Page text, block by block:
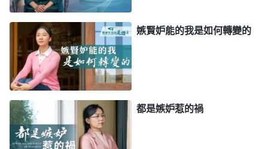
怎麽安排的，還要我在此事上尋求神的心意。」我越
想越委屈，覺得自己什麽也没有了，臉面也丢盡了，
情緒很低落，心裏越來越黑暗摸不着神了。迷茫中，
我只好來到神面前禱告：「神啊！今天臨到這樣的環
境，我裏面滿了悖逆，心裏黑暗，不知在這件事上要
學什麽功課。神啊！願你帶領我明白你的心意。」禱
告後，我心裏平静了許多，看到神的話説：「
個功課最難學。合你觀念的你接受，當時見到利了你
嫉賢妒能的我是如何轉變的
都是嫉妒惹的禍